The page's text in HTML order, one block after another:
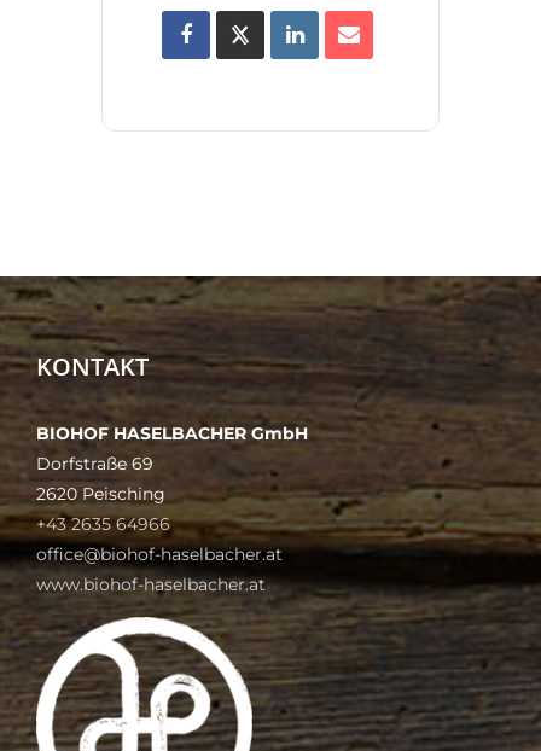
KONTAKT
BIOHOF HASELBACHER GmbH
Dorfstraße 69
2620 Peisching
+43 2635 64966
office@biohof-haselbacher.at
www.biohof-haselbacher.at